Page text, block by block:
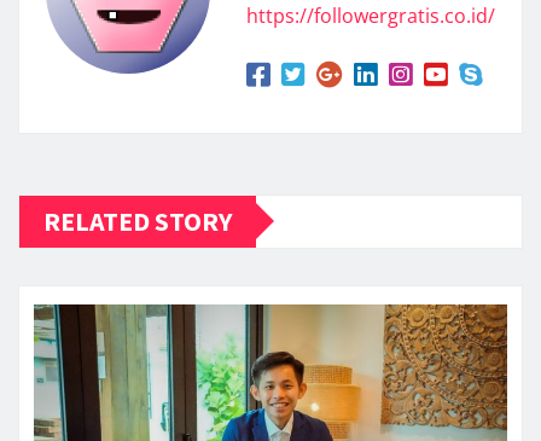
https://followergratis.co.id/
RELATED STORY